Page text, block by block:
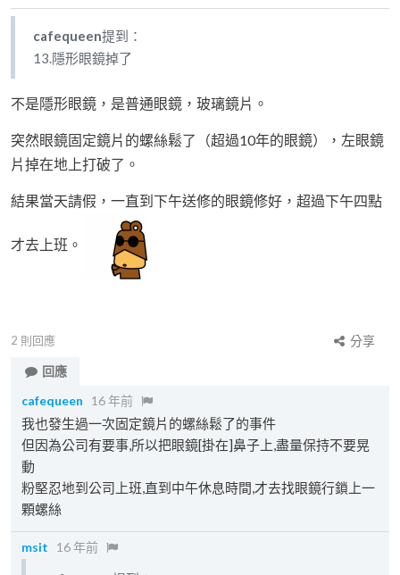
cafequeen提到：
13.隱形眼鏡掉了
不是隱形眼鏡，是普通眼鏡，玻璃鏡片。
突然眼鏡固定鏡片的螺絲鬆了（超過10年的眼鏡），左眼鏡
片掉在地上打破了。
結果當天請假，一直到下午送修的眼鏡修好，超過下午四點
才去上班。
2 則回應
分享
回應
cafequeen
16 年前
我也發生過一次固定鏡片的螺絲鬆了的事件
但因為公司有要事,所以把眼鏡[掛在]鼻子上,盡量保持不要晃
動
粉堅忍地到公司上班,直到中午休息時間,才去找眼鏡行鎖上一
顆螺絲
msit 16 年前